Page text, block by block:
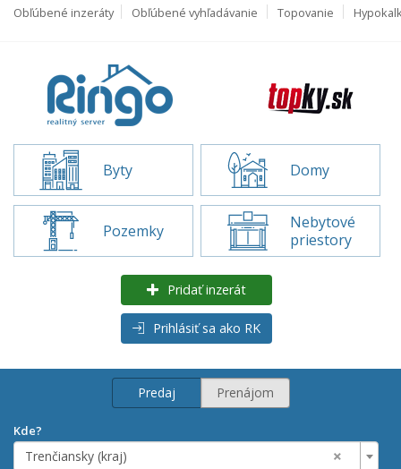
Obľúbené inzeráty Obľúbené vyhľadávanie Topovanie
Byty Domy
Pozemky
Nebytové
priestory
Pridať inzerát
Prihlásiť sa ako RK
Predaj Prenájom
Kde?
×
Trenčiansky (kraj)